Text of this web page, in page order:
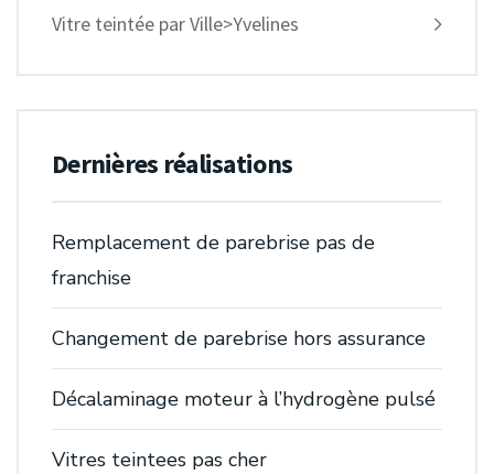
Vitre teintée par Ville>Yvelines
Dernières réalisations
Remplacement de parebrise pas de
franchise
Changement de parebrise hors assurance
Décalaminage moteur à l’hydrogène pulsé
Vitres teintees pas cher